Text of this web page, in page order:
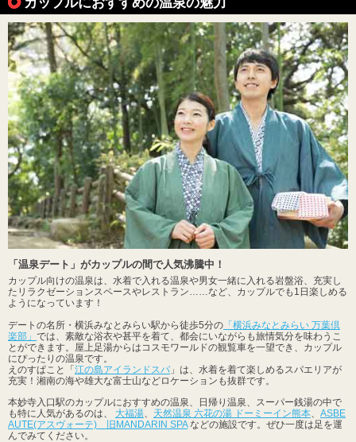
「温泉デート」がカップルの間で人気沸騰中！
カップル向けの温泉は、水着で入れる温泉や男女一緒に入れる岩盤浴、充実し
たリラクゼーションスペースやレストラン……など、カップルでも1日楽しめる
ようになっています！
デートの名所・横浜みなとみらい駅から徒歩5分の 「横浜みなとみらい 万葉倶
楽部」 では、素敵な浴衣や甚平を着て、都会にいながらも旅情気分を味わうこ
とができます。屋上足湯からはコスモワールドの観覧車を一望でき、カップル
にぴったりの温泉です。
えのすぱこと「江の島アイランドスパ 」は、水着を着て楽しめるスパエリアが
充実！湘南の海や雄大な富士山などロケーションも抜群です。
本妙寺入口駅のカップルにおすすめの温泉、日帰り温泉、スーパー銭湯の中で
も特に人気があるのは、 大福湯 天然温泉 六花の湯 ドーミーイン熊本
ASBE
AUTE(アスヴォーテ) 旧MANDARIN SPAなどの施設です。ぜひ一度は足を運
んでみてください。